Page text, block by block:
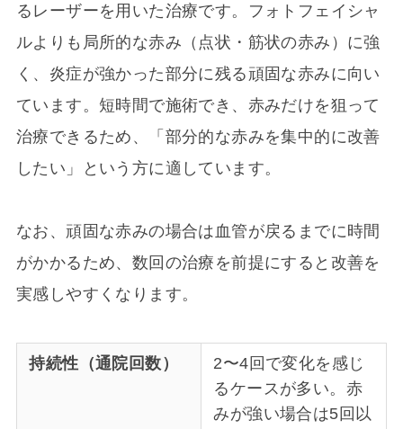
るレーザーを用いた治療です。フォトフェイシャ
ルよりも局所的な赤み（点状・筋状の赤み）に強
く、炎症が強かった部分に残る頑固な赤みに向い
ています。短時間で施術でき、赤みだけを狙って
治療できるため、「部分的な赤みを集中的に改善
したい」という方に適しています。
なお、頑固な赤みの場合は血管が戻るまでに時間
がかかるため、数回の治療を前提にすると改善を
実感しやすくなります。
持続性（通院回数）
2〜4回で変化を感じ
るケースが多い。赤
みが強い場合は5回以